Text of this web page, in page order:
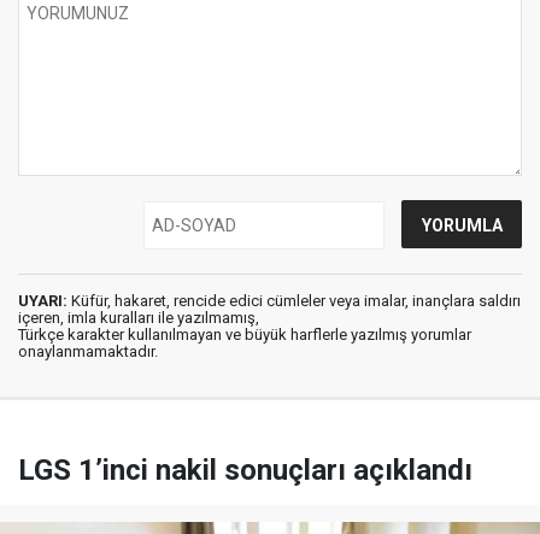
UYARI: Küfür, hakaret, rencide edici cümleler veya imalar, inançlara saldırı
içeren, imla kuralları ile yazılmamış,
Türkçe karakter kullanılmayan ve büyük harflerle yazılmış yorumlar
onaylanmamaktadır.
LGS 1’inci nakil sonuçları açıklandı